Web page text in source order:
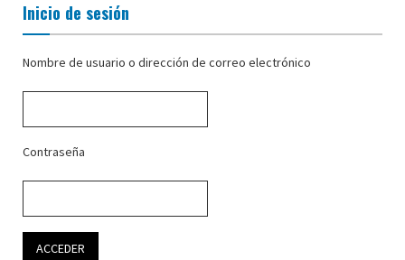
Inicio de sesión
Nombre de usuario o dirección de correo electrónico
Contraseña